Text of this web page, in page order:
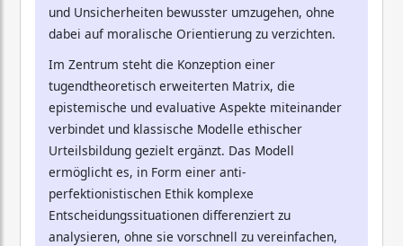
und Unsicherheiten bewusster umzugehen, ohne
dabei auf moralische Orientierung zu verzichten.
Im Zentrum steht die Konzeption einer
tugendtheoretisch erweiterten Matrix, die
epistemische und evaluative Aspekte miteinander
verbindet und klassische Modelle ethischer
Urteilsbildung gezielt ergänzt. Das Modell
ermöglicht es, in Form einer anti-
perfektionistischen Ethik komplexe
Entscheidungssituationen differenziert zu
analysieren, ohne sie vorschnell zu vereinfachen,